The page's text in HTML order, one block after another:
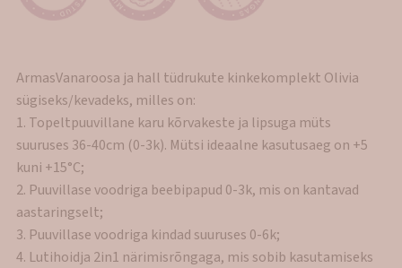
ArmasVanaroosa ja hall tüdrukute kinkekomplekt Olivia
sügiseks/kevadeks, milles on:
1. Topeltpuuvillane karu kõrvakeste ja lipsuga müts
suuruses 36-40cm (0-3k). Mütsi ideaalne kasutusaeg on +5
kuni +15°C;
2. Puuvillase voodriga beebipapud 0-3k, mis on kantavad
aastaringselt;
3. Puuvillase voodriga kindad suuruses 0-6k;
4. Lutihoidja 2in1 närimisrõngaga, mis sobib kasutamiseks